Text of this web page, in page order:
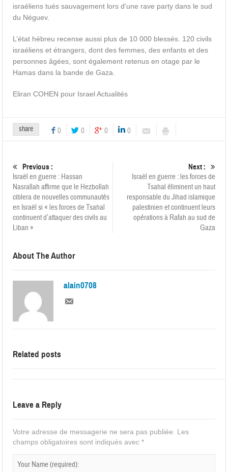
israéliens tués sauvagement lors d’une rave party dans le sud
du Néguev.
L’état hébreu recense aussi plus de 10 000 blessés. 120 civils
israéliens et étrangers, dont des femmes, des enfants et des
personnes âgées, sont également retenus en otage par le
Hamas dans la bande de Gaza.
Eliran COHEN pour Israel Actualités
share 0 0 0 0
Previous :
Israël en guerre : Hassan
Nasrallah affirme que le Hezbollah
ciblera de nouvelles communautés
en Israël si « les forces de Tsahal
continuent d’attaquer des civils au
Liban »
Next :
Israël en guerre : les forces de
Tsahal éliminent un haut
responsable du Jihad islamique
palestinien et continuent leurs
opérations à Rafah au sud de
Gaza
About The Author
alain0708
Related posts
Leave a Reply
Votre adresse de messagerie ne sera pas publiée. Les
champs obligatoires sont indiqués avec*